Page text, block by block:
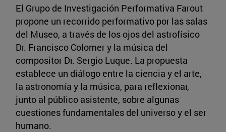
El Grupo de Investigación Performativa Farout
propone un recorrido performativo por las salas
del Museo, a través de los ojos del astrofísico
Dr. Francisco Colomer y la música del
compositor Dr. Sergio Luque. La propuesta
establece un diálogo entre la ciencia y el arte,
la astronomía y la música, para reflexionar,
junto al público asistente, sobre algunas
cuestiones fundamentales del universo y el ser
humano.